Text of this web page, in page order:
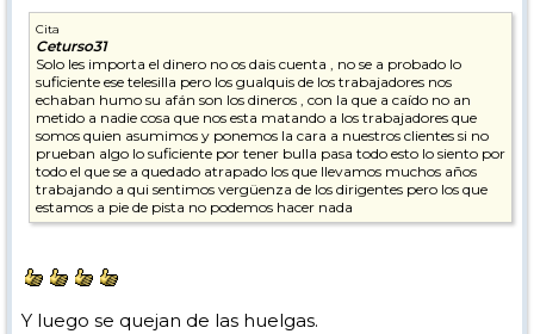
Cita
Ceturso31
Solo les importa el dinero no os dais cuenta , no se a probado lo
suficiente ese telesilla pero los gualquis de los trabajadores nos
echaban humo su afán son los dineros , con la que a caído no an
metido a nadie cosa que nos esta matando a los trabajadores que
somos quien asumimos y ponemos la cara a nuestros clientes si no
prueban algo lo suficiente por tener bulla pasa todo esto lo siento por
todo el que se a quedado atrapado los que llevamos muchos años
trabajando a qui sentimos vergüenza de los dirigentes pero los que
estamos a pie de pista no podemos hacer nada
Y luego se quejan de las huelgas.